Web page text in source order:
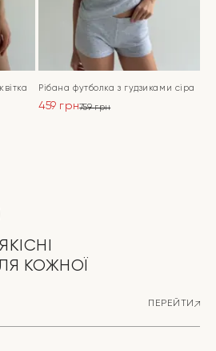
Рібана футболка з гудзиками сіра
759грн
459 грн
КОЖНОЇ
ПЕРЕЙТИ